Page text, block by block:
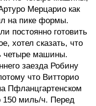
Мерцарио как
на пике формы.
постоянно готовить
хотел сказать, что
четыре машины.
заезда Робину
что Витторио
Пфланцгартенском
150 миль/ч. Перед